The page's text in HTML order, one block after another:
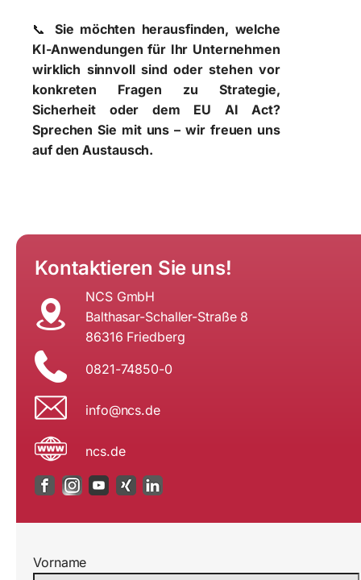
📞 Sie möchten herausfinden, welche
KI-Anwendungen für Ihr Unternehmen
wirklich sinnvoll sind oder stehen vor
konkreten Fragen zu Strategie,
Sicherheit oder dem EU AI Act?
Sprechen Sie mit uns – wir freuen uns
auf den Austausch.
Kontaktieren Sie uns!
NCS GmbH
Balthasar-Schaller-Straße 8
86316 Friedberg
0821-74850-0
ed.sc
n@ofn
i
ncs.de
Vorname